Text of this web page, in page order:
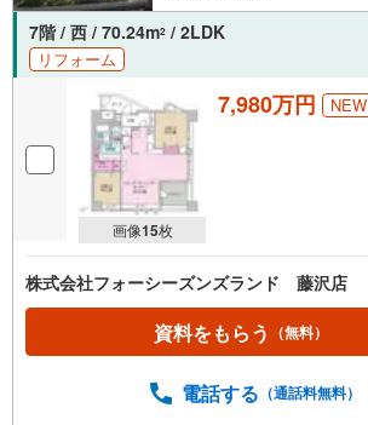
7階 / 西 / 70.24m2 / 2LDK
リフォーム
画像15枚
7,980万円 NEW
株式会社フォーシーズンズランド 藤沢店
資料をもらう （無料）
電話する （通話料無料）